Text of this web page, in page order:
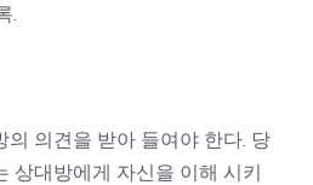
.
의 의견을 받아 들여야 한다. 당
상대방에게 자신을 이해 시키